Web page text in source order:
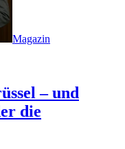
Magazin
– und
die